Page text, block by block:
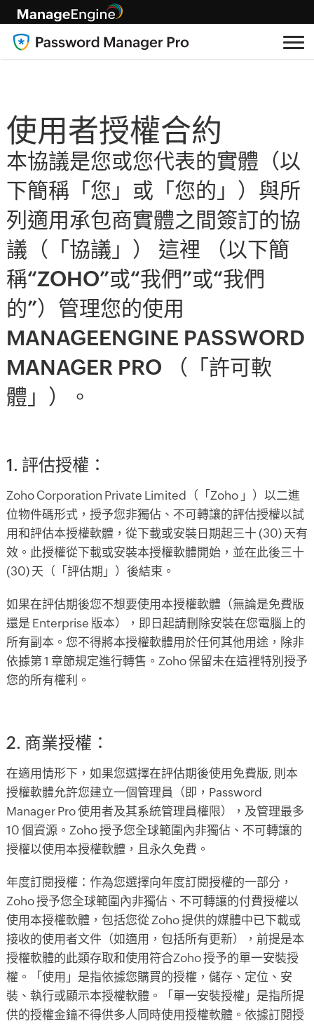
使用者授權合約
本協議是您或您代表的實體（以
下簡稱「您」或「您的」）與所
列適用承包商實體之間簽訂的協
議（「協議」） 這裡 （以下簡
稱“ZOHO”或“我們”或“我們
的”）管理您的使用
MANAGEENGINE PASSWORD
MANAGER PRO （「許可軟
體」）。
1. 評估授權：
Zoho Corporation Private Limited（「Zoho 」）以二進
位物件碼形式，授予您非獨佔、不可轉讓的評估授權以試
用和評估本授權軟體，從下載或安裝日期起三十 (30) 天有
效。此授權從下載或安裝本授權軟體開始，並在此後三十
(30) 天（「評估期」）後結束。
如果在評估期後您不想要使用本授權軟體（無論是免費版
還是 Enterprise 版本），即日起請刪除安裝在您電腦上的
所有副本。您不得將本授權軟體用於任何其他用途，除非
依據第 1 章節規定進行轉售。Zoho 保留未在這裡特別授予
您的所有權利。
2. 商業授權：
在適用情形下，如果您選擇在評估期後使用免費版, 則本
授權軟體允許您建立一個管理員（即，Password
Manager Pro 使用者及其系統管理員權限），及管理最多
10 個資源。Zoho 授予您全球範圍內非獨佔、不可轉讓的
授權以使用本授權軟體，且永久免費。
年度訂閱授權：作為您選擇向年度訂閱授權的一部分，
Zoho 授予您全球範圍內非獨佔、不可轉讓的付費授權以
使用本授權軟體，包括您從 Zoho 提供的媒體中已下載或
接收的使用者文件（如適用，包括所有更新），前提是本
授權軟體的此類存取和使用符合Zoho 授予的單一安裝授
權。「使用」是指依據您購買的授權，儲存、定位、安
裝、執行或顯示本授權軟體。「單一安裝授權」是指所提
供的授權金鑰不得供多人同時使用授權軟體。依據訂閱授